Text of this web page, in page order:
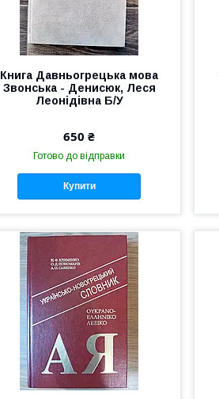
Книга Давньогрецька мова
Звонська - Денисюк, Леся
Леонідівна Б/У
650 ₴
Готово до відправки
Купити